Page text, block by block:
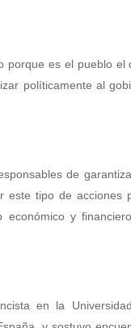
es el pueblo el
políticamente al
de
tipo de acciones
y
en la